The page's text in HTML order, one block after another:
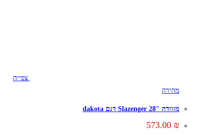
צפייה
מהירה
מזוודה 28″ Slazenger דגם dakota
573.00 ₪